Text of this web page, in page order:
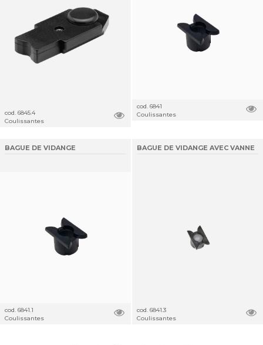
cod. 6845.4
Coulissantes
cod. 6841
Coulissantes
BAGUE DE VIDANGE
cod. 6841.1
Coulissantes
BAGUE DE VIDANGE AVEC VANNE
cod. 6841.3
Coulissantes